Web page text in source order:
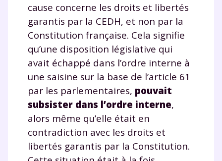
cause concerne les droits et libertés
garantis par la CEDH, et non par la
Constitution française. Cela signifie
qu’une disposition législative qui
avait échappé dans l’ordre interne à
une saisine sur la base de l’article 61
par les parlementaires, pouvait
subsister dans l’ordre interne,
alors même qu’elle était en
contradiction avec les droits et
libertés garantis par la Constitution.